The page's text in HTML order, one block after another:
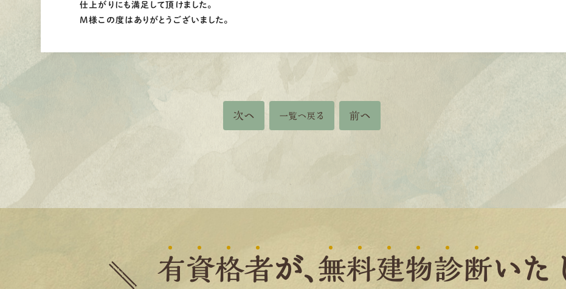
仕上がりにも満足して頂けました。
M様この度はありがとうございました。
次へ 一覧へ戻る 前へ
有資格者が、 無料建物診断いた